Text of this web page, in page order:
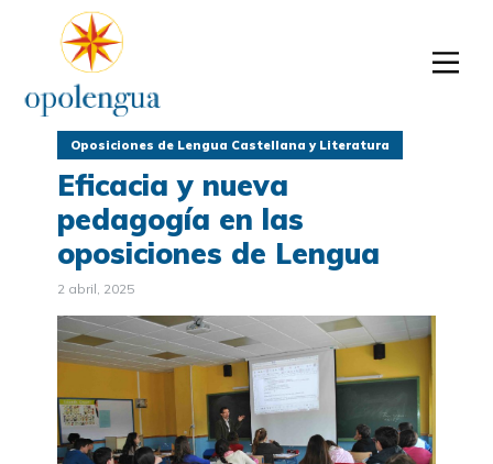
Oposiciones de Lengua Castellana y Literatura
Eficacia y nueva
pedagogía en las
oposiciones de Lengua
2 abril, 2025